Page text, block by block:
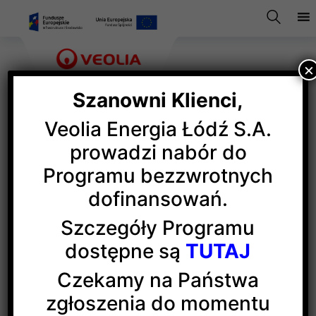
„Masz chwilę – wpadnij
po żonkile”
„Masz chwilę – wpadnij po żonkile” – i hasło
nie pozostało bez odpowiedzi. Wykorzystując
przedświąteczny ruch w handluPolska Press i
zorganizowały akcję zbiórki niepotrzebnego
sprzętu AGD, RTV i drobnego sprzętu
Szanowni Klienci,
Veolia Energia Łódź S.A.
prowadzi nabór do
Programu bezzwrotnych
dofinansowań.
Szczegóły Programu
dostępne są TUTAJ
Czekamy na Państwa
zgłoszenia do momentu
×